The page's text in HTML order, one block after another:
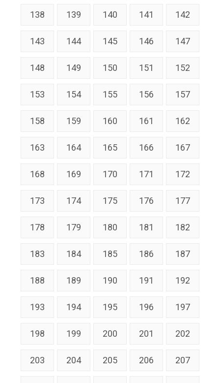
138 139 140 141 142
143 144 145 146 147
148 149 150 151 152
153 154 155 156 157
158 159 160 161 162
163 164 165 166 167
168 169 170 171 172
173 174 175 176 177
178 179 180 181 182
183 184 185 186 187
188 189 190 191 192
193 194 195 196 197
198 199 200 201 202
203 204 205 206 207